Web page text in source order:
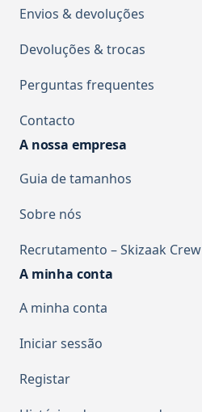
Envios & devoluções
Devoluções & trocas
Perguntas frequentes
Contacto
A nossa empresa
Guia de tamanhos
Sobre nós
Recrutamento – Skizaak Crew
A minha conta
A minha conta
Iniciar sessão
Registar